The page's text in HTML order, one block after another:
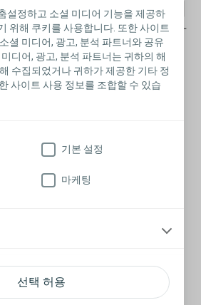
설정하고 소셜 미디어 기능을 제공하
위해 쿠키를 사용합니다. 또한 사이트
셜 미디어, 광고, 분석 파트너와 공유
디어, 광고, 분석 파트너는 귀하의 해
수집되었거나 귀하가 제공한 기타 정
사이트 사용 정보를 조합할 수 있습
선택 허용
기본 설정
마케팅
자녀에게 응가 게임을 이
용하여 장을 비우도록 가
르치기
니다. 자녀의 화장실 습관도 마찬가지입
생각되면 화장실에 가는 것과 배변 활
게임을 하는 데 사용될 수 있습니다. 게
서 오리기만 하면 됩니다.